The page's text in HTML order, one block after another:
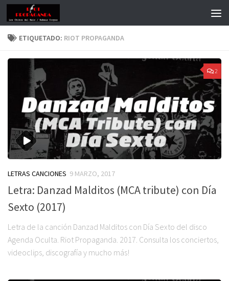
ETIQUETADO: RIOT PROPAGANDA
2
LETRAS CANCIONES 9 MARZO, 2017
Letra: Danzad Malditos (MCA tribute) con Día
Sexto (2017)
Letra de la canción Danzad Malditos con Día Sexto del disco
Agenda Oculta. Riot Propaganda. 2017. Consulta los conciertos,
videoclips, discografía y mucho más!